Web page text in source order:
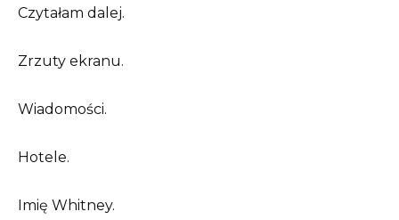
Czytałam dalej.
Zrzuty ekranu.
Wiadomości.
Hotele.
Imię Whitney.